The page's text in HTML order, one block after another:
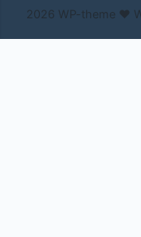
2026 WP-theme ❤